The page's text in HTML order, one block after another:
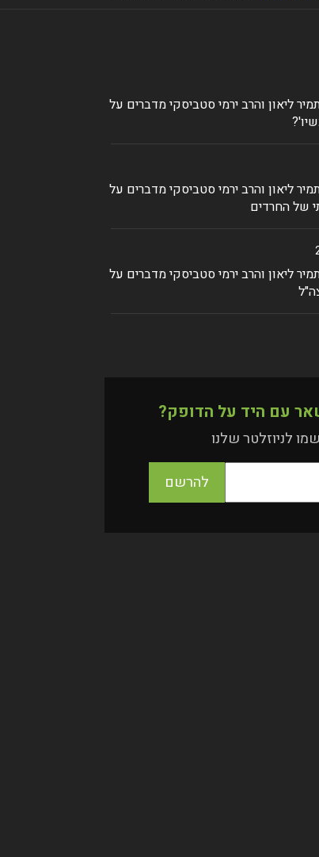
ליאון והרב ירמי סטביסקי מדברים על
ליאון והרב ירמי סטביסקי מדברים על
של החרדים
ליאון והרב ירמי סטביסקי מדברים על
עם היד על הדופק?
לניוזלטר שלנו